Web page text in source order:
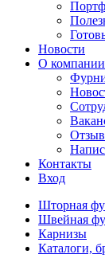
Новости
О компании
Контакты
Вход
Шторная
Швейная
Карнизы
Каталоги,